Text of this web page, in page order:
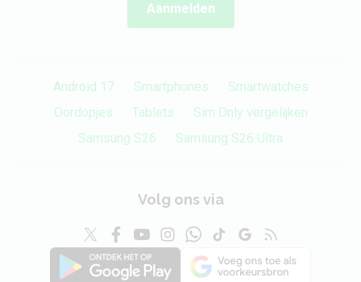
Aanmelden
Android 17 Smartphones
Smartwatches
Oordopjes
Tablets
Sim Only vergelijken
Samsung S26
Samsung S26 Ultra
Volg ons via